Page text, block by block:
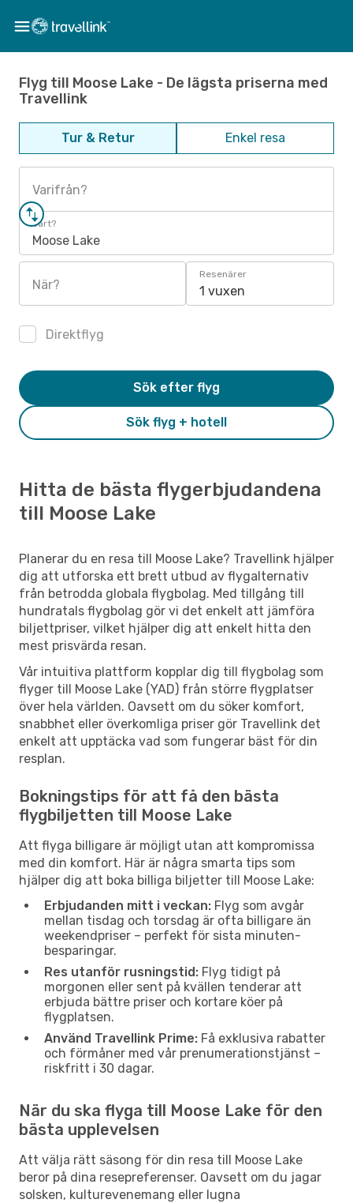
Flyg till Moose Lake - De lägsta priserna med
Travellink
Tur & Retur Enkel resa
Varifrån?
Vart?
Moose Lake
När?
Resenärer
1 vuxen
Direktflyg
Sök flyg + hotell
Sök efter flyg
Hitta de bästa flygerbjudandena
till Moose Lake
Planerar du en resa till Moose Lake? Travellink hjälper
dig att utforska ett brett utbud av flygalternativ
från betrodda globala flygbolag. Med tillgång till
hundratals flygbolag gör vi det enkelt att jämföra
biljettpriser, vilket hjälper dig att enkelt hitta den
mest prisvärda resan.
Vår intuitiva plattform kopplar dig till flygbolag som
flyger till Moose Lake (YAD) från större flygplatser
över hela världen. Oavsett om du söker komfort,
snabbhet eller överkomliga priser gör Travellink det
enkelt att upptäcka vad som fungerar bäst för din
resplan.
Bokningstips för att få den bästa
flygbiljetten till Moose Lake
Att flyga billigare är möjligt utan att kompromissa
med din komfort. Här är några smarta tips som
hjälper dig att boka billiga biljetter till Moose Lake:
Erbjudanden mitt i veckan: Flyg som avgår
mellan tisdag och torsdag är ofta billigare än
weekendpriser – perfekt för sista minuten-
besparingar.
Res utanför rusningstid: Flyg tidigt på
morgonen eller sent på kvällen tenderar att
erbjuda bättre priser och kortare köer på
flygplatsen.
Använd Travellink Prime: Få exklusiva rabatter
och förmåner med vår prenumerationstjänst –
riskfritt i 30 dagar.
När du ska flyga till Moose Lake för den
bästa upplevelsen
Att välja rätt säsong för din resa till Moose Lake
beror på dina resepreferenser. Oavsett om du jagar
solsken, kulturevenemang eller lugna